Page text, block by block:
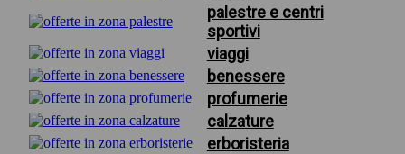
palestre e centri
sportivi
viaggi
benessere
profumerie
calzature
erboristeria